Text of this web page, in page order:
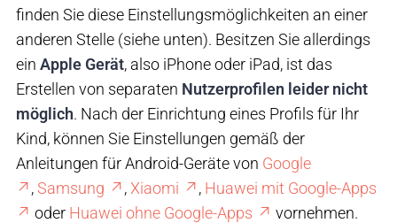
finden Sie diese Einstellungsmöglichkeiten an einer
anderen Stelle (siehe unten). Besitzen Sie allerdings
einApple Gerät, also iPhone oder iPad, ist das
Erstellen von separaten Nutzerprofilen leider nicht
möglich. Nach der Einrichtung eines Profils für Ihr
Kind, können Sie Einstellungen gemäß der
Anleitungen für Android-Geräte von Google
,Samsung , Xiaomi , Huawei mit Google-Apps
oder Huawei ohne Google-Apps
vornehmen.